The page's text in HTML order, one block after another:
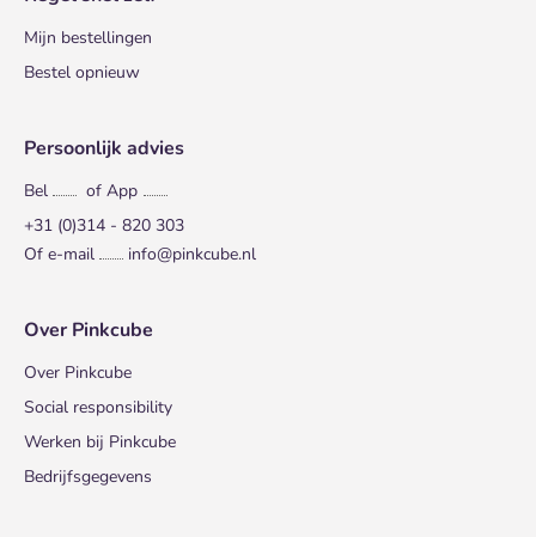
Mijn bestellingen
Bestel opnieuw
Persoonlijk advies
Bel
of App
+31 (0)314 - 820 303
Of e-mail
info@pinkcube.nl
Over Pinkcube
Over Pinkcube
Social responsibility
Werken bij Pinkcube
Bedrijfsgegevens